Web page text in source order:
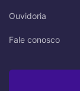
Ouvidoria
Fale conosco